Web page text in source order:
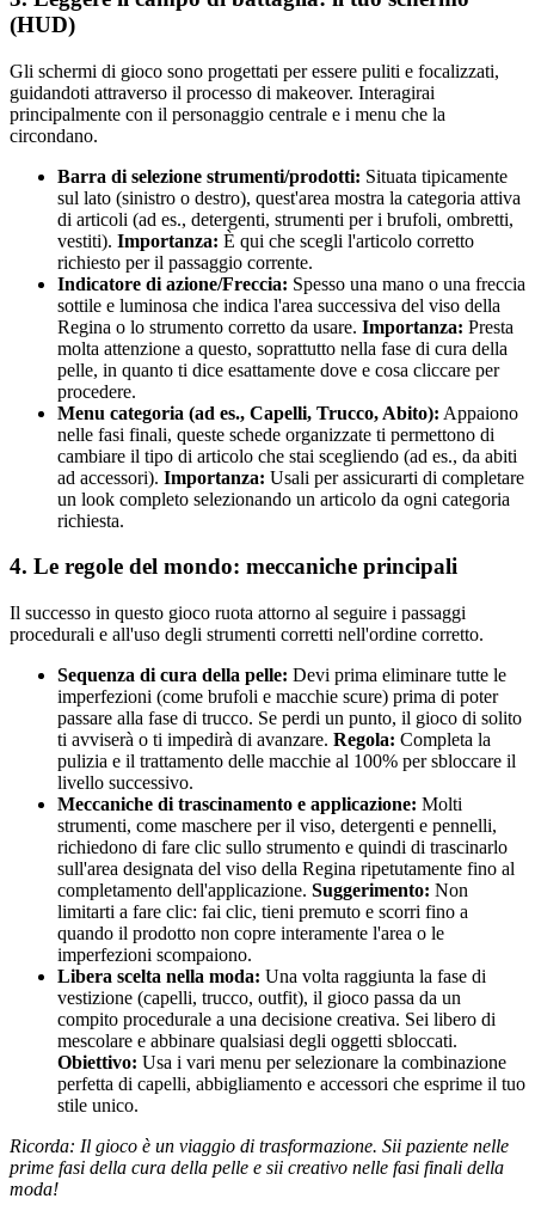
(HUD)
Gli schermi di gioco sono progettati per essere puliti e focalizzati,
guidandoti attraverso il processo di makeover. Interagirai
principalmente con il personaggio centrale e i menu che la
circondano.
Barra di selezione strumenti/prodotti: Situata tipicamente
sul lato (sinistro o destro), quest'area mostra la categoria attiva
di articoli (ad es., detergenti, strumenti per i brufoli, ombretti,
vestiti). Importanza: È qui che scegli l'articolo corretto
richiesto per il passaggio corrente.
Indicatore di azione/Freccia: Spesso una mano o una freccia
sottile e luminosa che indica l'area successiva del viso della
Regina o lo strumento corretto da usare. Importanza: Presta
molta attenzione a questo, soprattutto nella fase di cura della
pelle, in quanto ti dice esattamente dove e cosa cliccare per
procedere.
Menu categoria (ad es., Capelli, Trucco, Abito): Appaiono
nelle fasi finali, queste schede organizzate ti permettono di
cambiare il tipo di articolo che stai scegliendo (ad es., da abiti
ad accessori). Importanza: Usali per assicurarti di completare
un look completo selezionando un articolo da ogni categoria
richiesta.
4. Le regole del mondo: meccaniche principali
Il successo in questo gioco ruota attorno al seguire i passaggi
procedurali e all'uso degli strumenti corretti nell'ordine corretto.
Sequenza di cura della pelle: Devi prima eliminare tutte le
imperfezioni (come brufoli e macchie scure) prima di poter
passare alla fase di trucco. Se perdi un punto, il gioco di solito
ti avviserà o ti impedirà di avanzare. Regola: Completa la
pulizia e il trattamento delle macchie al 100% per sbloccare il
livello successivo.
Meccaniche di trascinamento e applicazione: Molti
strumenti, come maschere per il viso, detergenti e pennelli,
richiedono di fare clic sullo strumento e quindi di trascinarlo
sull'area designata del viso della Regina ripetutamente fino al
completamento dell'applicazione. Suggerimento: Non
limitarti a fare clic: fai clic, tieni premuto e scorri fino a
quando il prodotto non copre interamente l'area o le
imperfezioni scompaiono.
Libera scelta nella moda: Una volta raggiunta la fase di
vestizione (capelli, trucco, outfit), il gioco passa da un
compito procedurale a una decisione creativa. Sei libero di
mescolare e abbinare qualsiasi degli oggetti sbloccati.
Obiettivo: Usa i vari menu per selezionare la combinazione
perfetta di capelli, abbigliamento e accessori che esprime il tuo
stile unico.
Ricorda: Il gioco è un viaggio di trasformazione. Sii paziente nelle
prime fasi della cura della pelle e sii creativo nelle fasi finali della
moda!